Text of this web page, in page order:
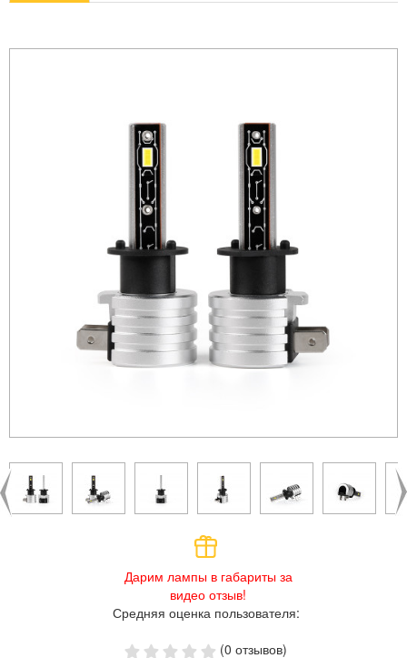
Дарим лампы в габариты за
видео отзыв!
Средняя оценка пользователя:
(0 отзывов)